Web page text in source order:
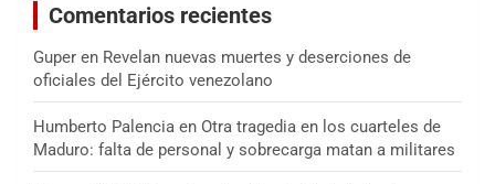
Comentarios recientes
Guper en Revelan nuevas muertes y deserciones de
oficiales del Ejército venezolano
Humberto Palencia en Otra tragedia en los cuarteles de
Maduro: falta de personal y sobrecarga matan a militares